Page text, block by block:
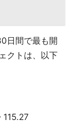
日間で最も開
クトは、以下
115.27